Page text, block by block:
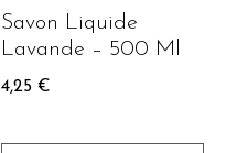
Savon Liquide
Lavande – 500 Ml
4,25 €